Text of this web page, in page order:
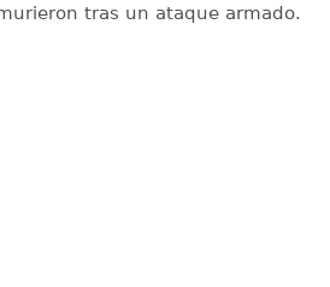
tras un ataque armado.